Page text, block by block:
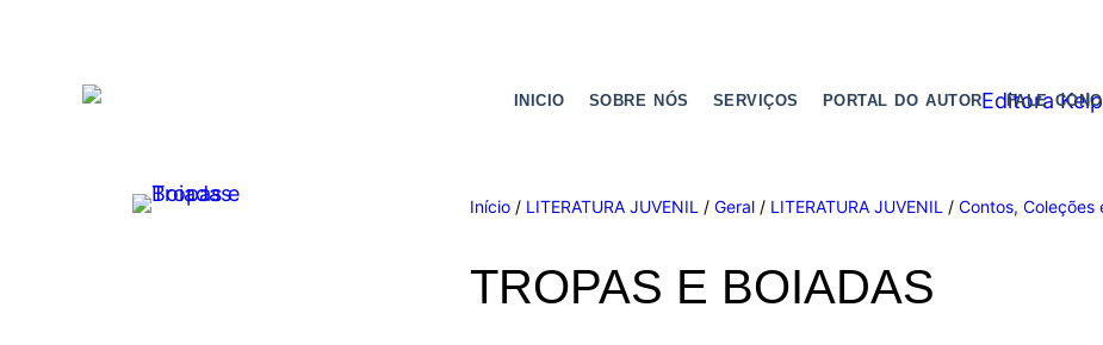
INICIO SOBRE NÓS SERVIÇOS PORTAL DO AUTOR FALE
Início / LITERATURA JUVENIL /Geral / LITERATURA JUVENIL /Contos, Coleções
TROPAS E BOIADAS